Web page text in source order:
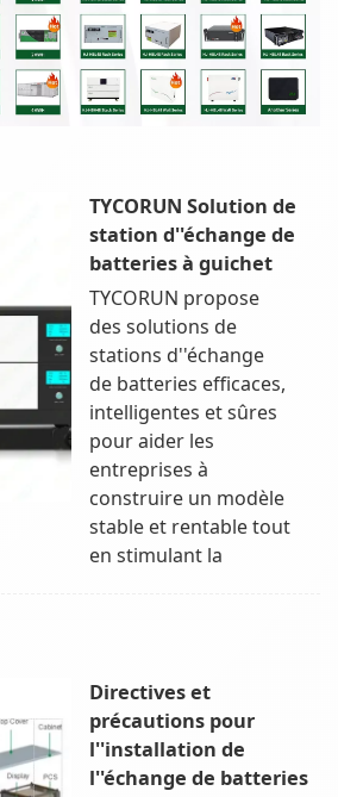
TYCORUN Solution de
station d''échange de
batteries à guichet
TYCORUN propose
des solutions de
stations d''échange
de batteries efficaces,
intelligentes et sûres
pour aider les
entreprises à
construire un modèle
stable et rentable tout
en stimulant la
Directives et
précautions pour
l''installation de
l''échange de batteries